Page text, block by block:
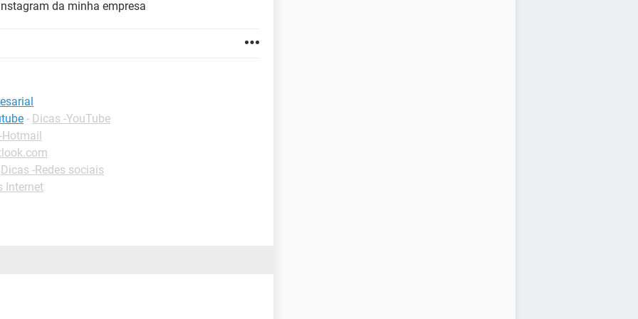
da minha empresa
- Dicas -YouTube
Hotmail
Dicas -Redes sociais
Internet